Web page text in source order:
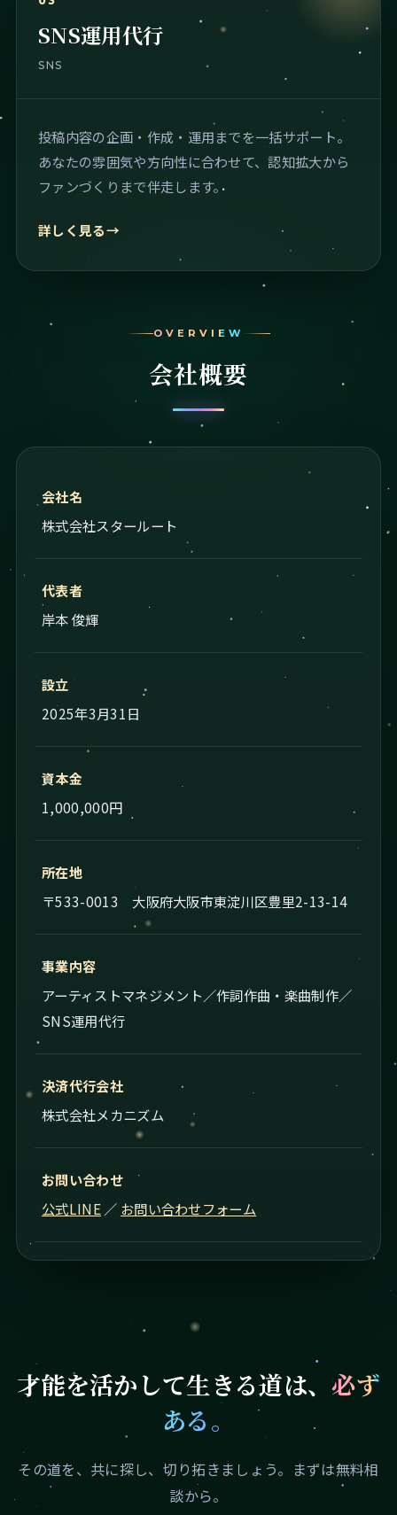
SNS運用代行
SNS
投稿内容の企画・作成・運用までを一括サポート。
あなたの雰囲気や方向性に合わせて、認知拡大から
ファンづくりまで伴走します。
詳しく見る→
OVERVIEW
会社概要
会社名
株式会社スタールート
代表者
岸本 俊輝
設立
2025年3月31日
資本金
1,000,000円
所在地
〒533-0013 大阪府大阪市東淀川区豊里2-13-14
事業内容
アーティストマネジメント／作詞作曲・楽曲制作／
SNS運用代行
決済代行会社
株式会社メカニズム
お問い合わせ
公式LINE／ お問い合わせフォーム
才能を活かして生きる道は、必ず
ある。
その道を、共に探し、切り拓きましょう。まずは無料相
談から。